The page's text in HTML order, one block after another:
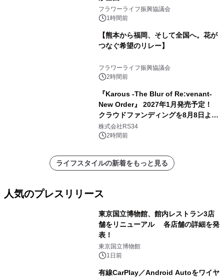
フラワーライフ振興協議会
1時間前
【熊本から福岡、そして全国へ。花が
つなぐ希望のリレー】
フラワーライフ振興協議会
2時間前
『Karous -The Blur of Re:venant-
New Order』 2027年1月発売予定！
クラウドファンディングを8月8日より
開始
株式会社RS34
2時間前
ライフスタイルの新着をもっと見る
人気のプレスリリース
東京国立博物館、館内レストラン3店
舗をリニューアル 各店舗の詳細を発
表！
東京国立博物館
1日前
有線CarPlay／Android Autoをワイヤ